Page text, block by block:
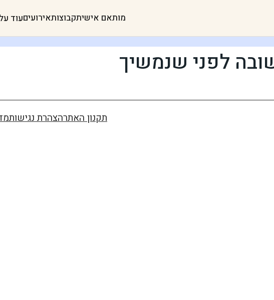
מותאם אישיתקבוצותאירועיםעוד
לפני שנמשיך
תקנון האתרהצהרת נגישות